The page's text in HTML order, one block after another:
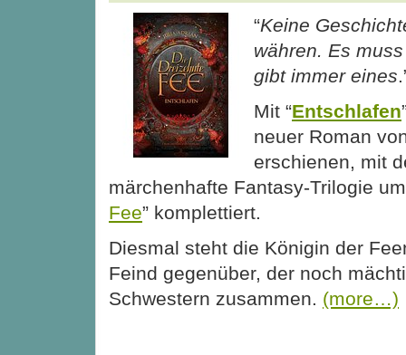
“Keine
währen. Es
gibt immer eines
Mit “Entschlafen
neuer Roman
erschienen, mit
märchenhafte Fantasy-Trilogie um
Fee” komplettiert.
Diesmal steht die Königin der
Feind gegenüber, der noch
Schwestern zusammen. (more…)